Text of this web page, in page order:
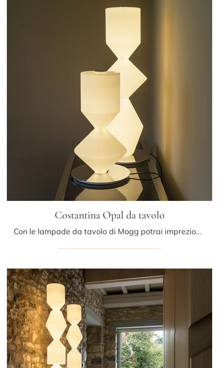
Costantina Opal da tavolo
Con le lampade da tavolo di Mogg potrai impreziosire i tuoi interni: clicca e scopri Costantina Opal da tavolo!